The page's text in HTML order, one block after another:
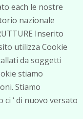
each le nostre
nazionale
Inserito
utilizza Cookie
da soggetti
stiamo
Stiamo
‘ di nuovo versato